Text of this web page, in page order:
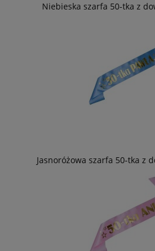
Niebieska szarfa 50-tka z
Jasnoróżowa szarfa 50-tka z